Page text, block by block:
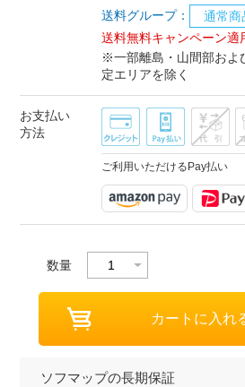
送料グループ：
通常商
送料無料キャンペーン適
※一部離島・山間部およ
定エリアを除く
お支払い
方法
ご利用いただけるPay払い
数量
ソフマップの長期保証